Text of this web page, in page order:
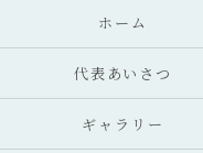
ホーム
代表あいさつ
ギャラリー